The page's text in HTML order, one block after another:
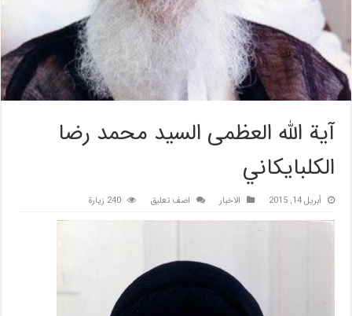
آية الله العظمى السيد محمد رضا
الكلبايكاني
أبريل 14, 2015 الاخبار اضف تعليق 240 زيارة